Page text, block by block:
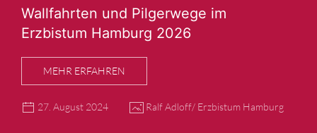
Wallfahrten und Pilgerwege im
Erzbistum Hamburg 2026
MEHR ERFAHREN
27. August 2024 Ralf Adloff/ Erzbistum Hamburg